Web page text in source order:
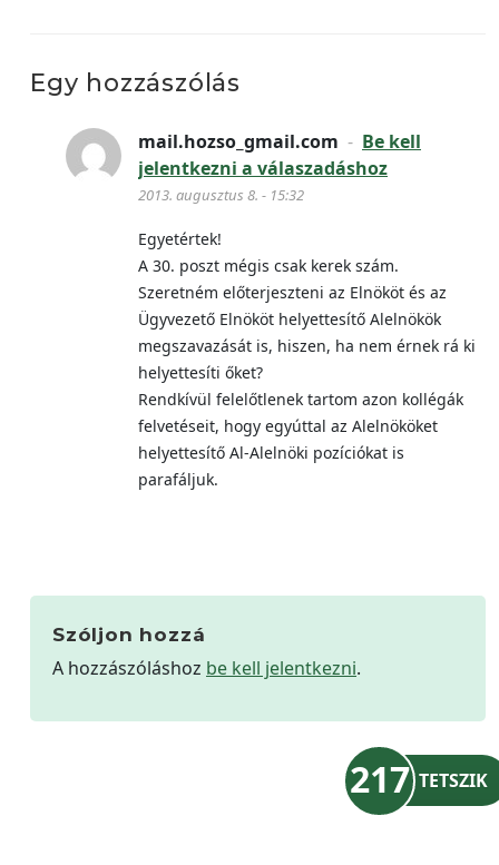
Egy hozzászólás
mail.hozso_gmail.com - Be kell
jelentkezni a válaszadáshoz
2013. augusztus 8. - 15:32
Egyetértek!
A 30. poszt mégis csak kerek szám.
Szeretném előterjeszteni az Elnököt és az
Ügyvezető Elnököt helyettesítő Alelnökök
megszavazását is, hiszen, ha nem érnek rá ki
helyettesíti őket?
Rendkívül felelőtlenek tartom azon kollégák
felvetéseit, hogy egyúttal az Alelnököket
helyettesítő Al-Alelnöki pozíciókat is
parafáljuk.
Szóljon hozzá
A hozzászóláshoz be kell jelentkezni.
217 TETSZIK